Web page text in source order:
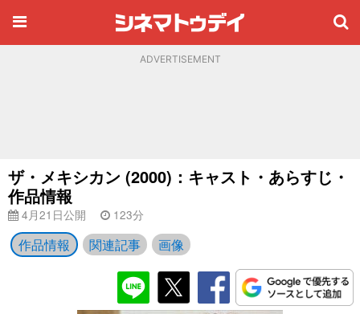
ADVERTISEMENT
ザ・メキシカン (2000)：キャスト・あらすじ・
作品情報
4月21日公開 123分
作品情報 関連記事 画像